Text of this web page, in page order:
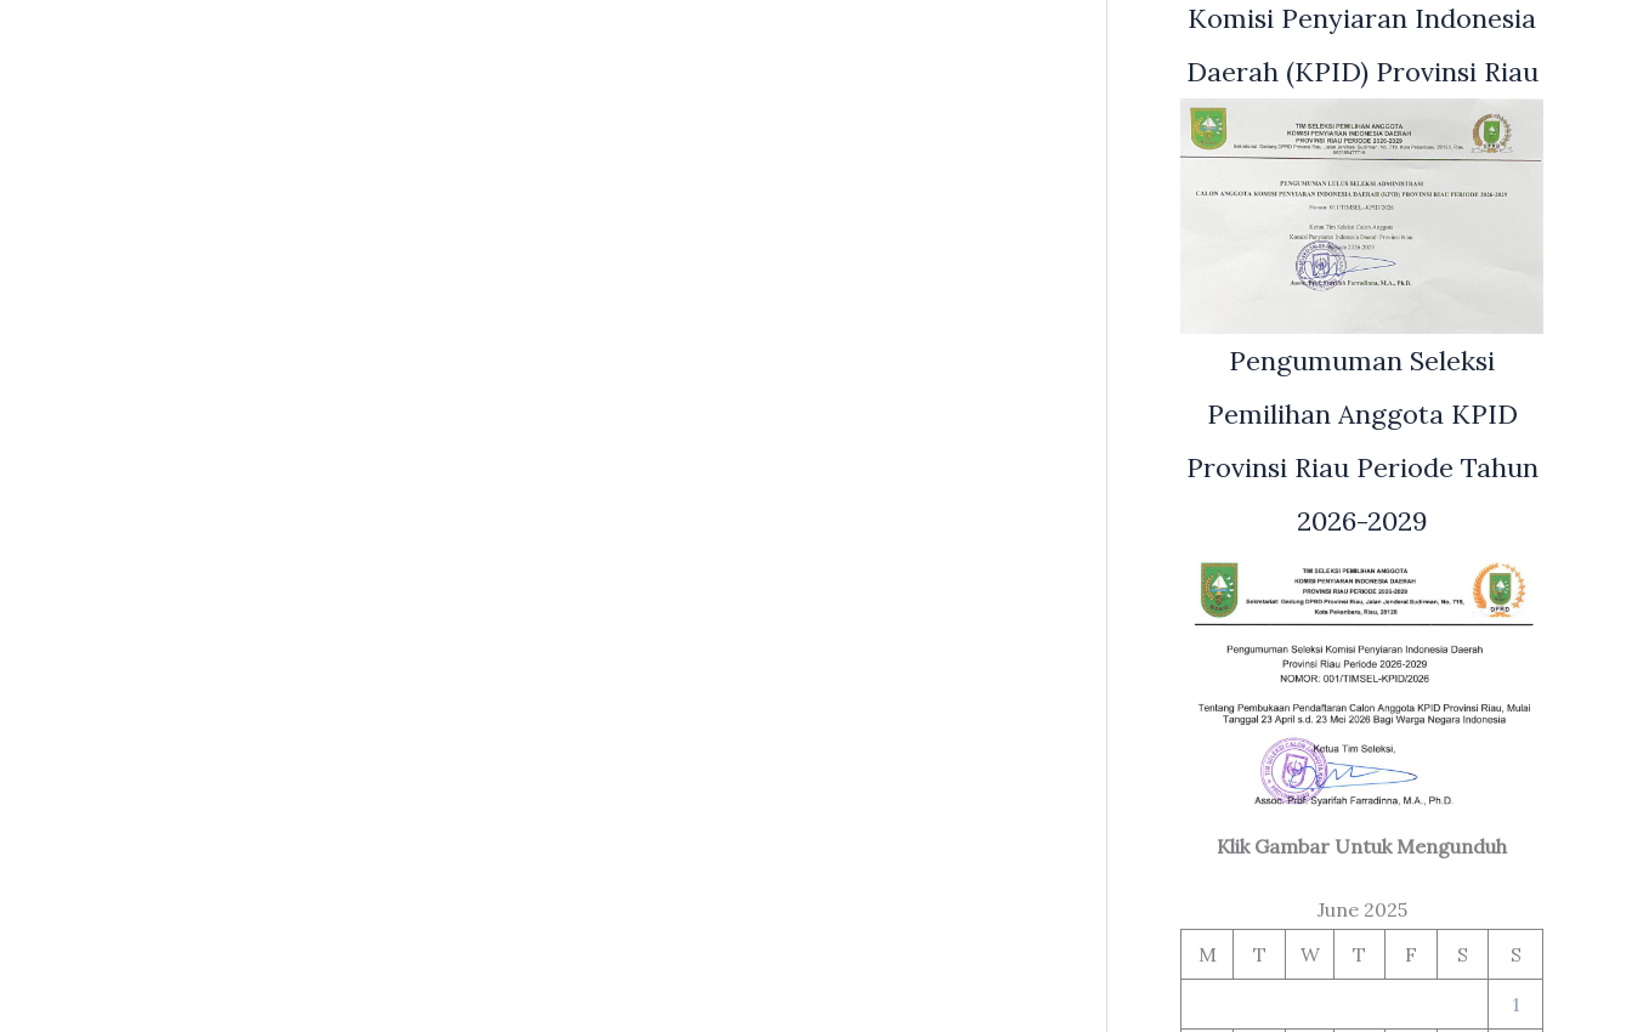
Komisi Penyiaran Indonesia
Daerah (KPID) Provinsi Riau
Pengumuman Seleksi
Pemilihan Anggota KPID
Provinsi Riau Periode Tahun
2026-2029
Klik Gambar Untuk Mengunduh
June 2025
M
T W T F S S
1